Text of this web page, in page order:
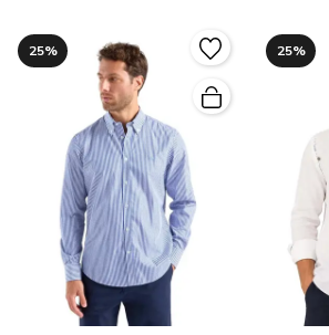
25% 25%